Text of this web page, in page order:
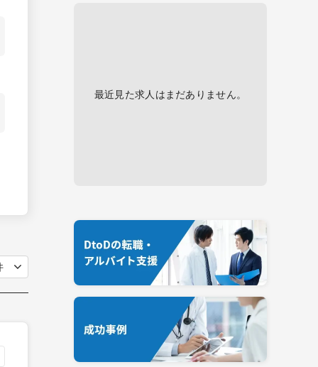
最近見た求人はまだありません。